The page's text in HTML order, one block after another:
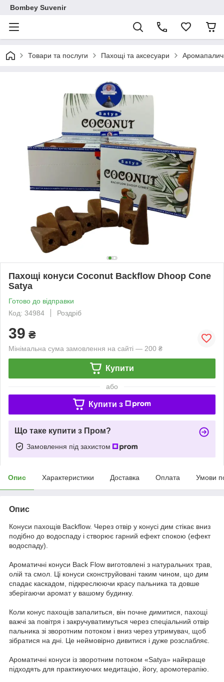
Bombey Suvenir
Товари та послуги Пахощі та аксесуари
Пахощі конуси Coconut Backflow Dhoop Cone
Satya
Готово до відправки
Код: 34984
Роздріб
39 ₴
Мінімальна сума замовлення на сайті — 200 ₴
Купити
або
Купити з
Що таке купити з Пром?
Замовлення під захистом
Опис Характеристики Доставка Оплата Умови
Опис
Конуси пахощів Backflow. Через отвір у конусі дим стікає вниз
подібно до водоспаду і створює гарний ефект спокою (ефект
водоспаду).
Ароматичні конуси Back Flow виготовлені з натуральних трав,
олій та смол. Ці конуси сконструйовані таким чином, що дим
спадає каскадом, підкреслюючи красу пальника та довше
зберігаючи аромат у вашому будинку.
Коли конус пахощів запалиться, він почне димитися, пахощі
важчі за повітря і закручуватимуться через спеціальний отвір
пальника зі зворотним потоком і вниз через утримувач, щоб
зібратися на дні. Це неймовірно дивитися і дуже розслабляє.
Ароматичні конуси із зворотним потоком «Satya» найкраще
підходять для практикуючих медитацію, йогу, аромотерапію.